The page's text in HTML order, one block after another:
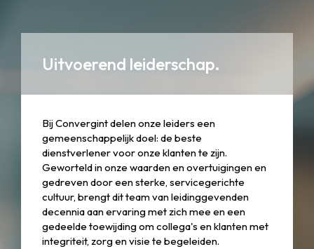
Uitvoerend leiderschap.
Bij Convergint delen onze leiders een
gemeenschappelijk doel: de beste
dienstverlener voor onze klanten te zijn.
Geworteld in onze waarden en overtuigingen en
gedreven door een sterke, servicegerichte
cultuur, brengt dit team van leidinggevenden
decennia aan ervaring met zich mee en een
gedeelde toewijding om collega's en klanten met
integriteit, zorg en visie te begeleiden.